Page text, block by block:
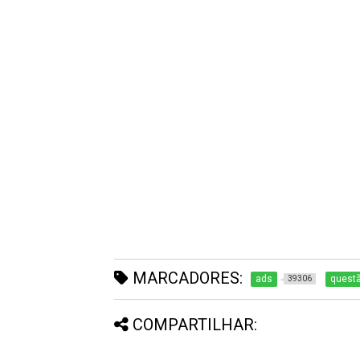
MARCADORES: ads 39306
COMPARTILHAR: